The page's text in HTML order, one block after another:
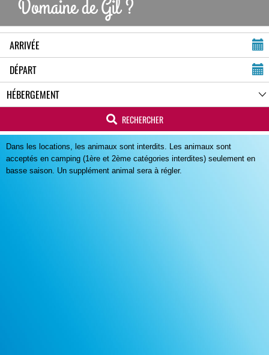
Domaine de Gil ?
RECHERCHER
Dans les locations, les animaux sont interdits. Les animaux sont
acceptés en camping (1ère et 2ème catégories interdites) seulement en
basse saison. Un supplément animal sera à régler.